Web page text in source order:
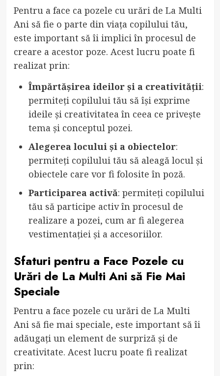
Pentru a face ca pozele cu urări de La Multi
Ani să fie o parte din viața copilului tău,
este important să îi implici în procesul de
creare a acestor poze. Acest lucru poate fi
realizat prin:
Împărtășirea ideilor și a creativității:
permiteți copilului tău să își exprime
ideile și creativitatea în ceea ce privește
tema și conceptul pozei.
Alegerea locului și a obiectelor:
permiteți copilului tău să aleagă locul și
obiectele care vor fi folosite în poză.
Participarea activă: permiteți copilului
tău să participe activ în procesul de
realizare a pozei, cum ar fi alegerea
vestimentației și a accesoriilor.
Sfaturi pentru a Face Pozele cu
Urări de La Multi Ani să Fie Mai
Speciale
Pentru a face pozele cu urări de La Multi
Ani să fie mai speciale, este important să îi
adăugați un element de surpriză și de
creativitate. Acest lucru poate fi realizat
prin: